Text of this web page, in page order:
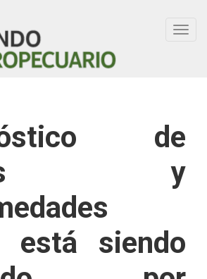
de
y
está siendo